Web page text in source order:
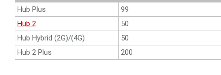
Hub Plus
99
Hub 2
50
Hub Hybrid (2G)/(4G)
50
Hub 2 Plus
200